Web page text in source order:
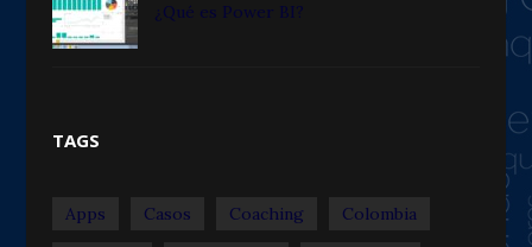
¿Qué es Power BI?
TAGS
Apps Casos Coaching Colombia